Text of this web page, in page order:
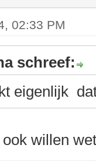
02:33 PM
schreef:
eigenlijk
willen